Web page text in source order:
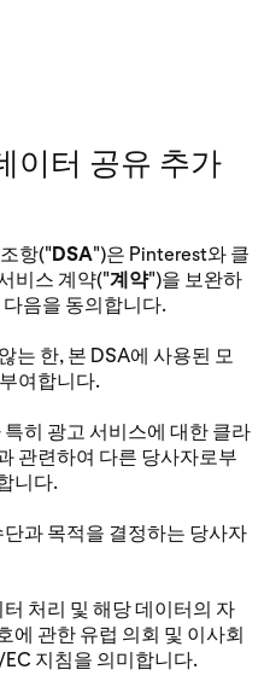
이터 공유 추가
항("DSA")은 Pinterest와 클
비스 계약("계약")을 보완하
음을 동의합니다.
는 한, 본 DSA에 사용된 모
여합니다.
히 광고 서비스에 대한 클라
관련하여 다른 당사자로부
니다.
과 목적을 결정하는 당사자
처리 및 해당 데이터의 자
에 관한 유럽 의회 및 이사회
지침을 의미합니다.